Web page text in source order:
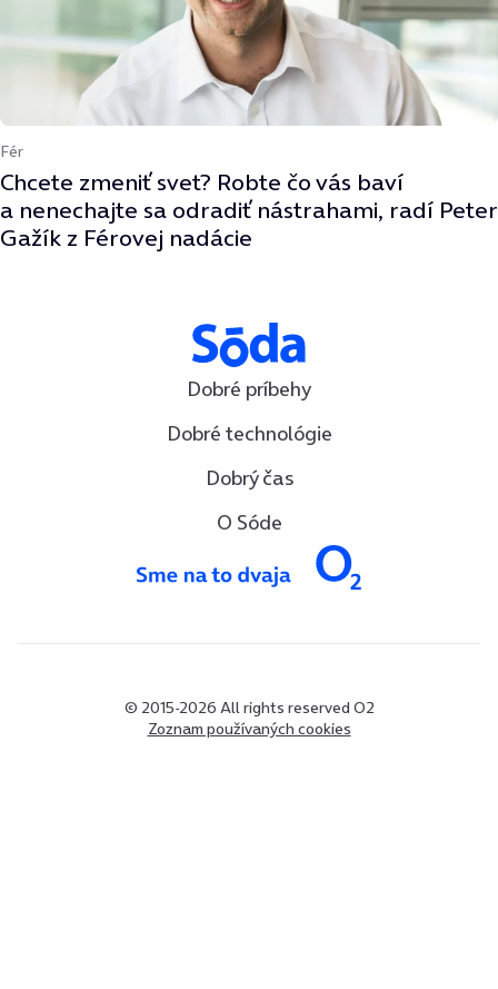
Fér
Chcete zmeniť svet? Robte čo vás baví
a nenechajte sa odradiť nástrahami, radí Peter
Gažík z Férovej nadácie
Dobré príbehy
Dobré technológie
Dobrý čas
O Sóde
© 2015-2026 All rights reserved O2
Zoznam používaných cookies